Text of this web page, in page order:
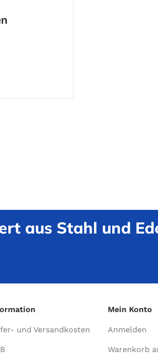
aus Stahl und
und Versandkosten
Mein Konto
Anmelden
Warenkorb